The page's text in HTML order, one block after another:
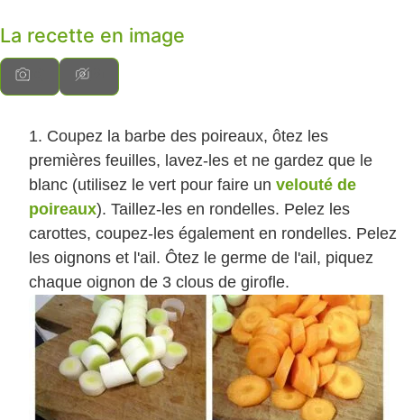
La recette en image
Coupez la barbe des poireaux, ôtez les
premières feuilles, lavez-les et ne gardez que le
blanc (utilisez le vert pour faire un velouté de
poireaux). Taillez-les en rondelles. Pelez les
carottes, coupez-les également en rondelles. Pelez
les oignons et l'ail. Ôtez le germe de l'ail, piquez
chaque oignon de 3 clous de girofle.